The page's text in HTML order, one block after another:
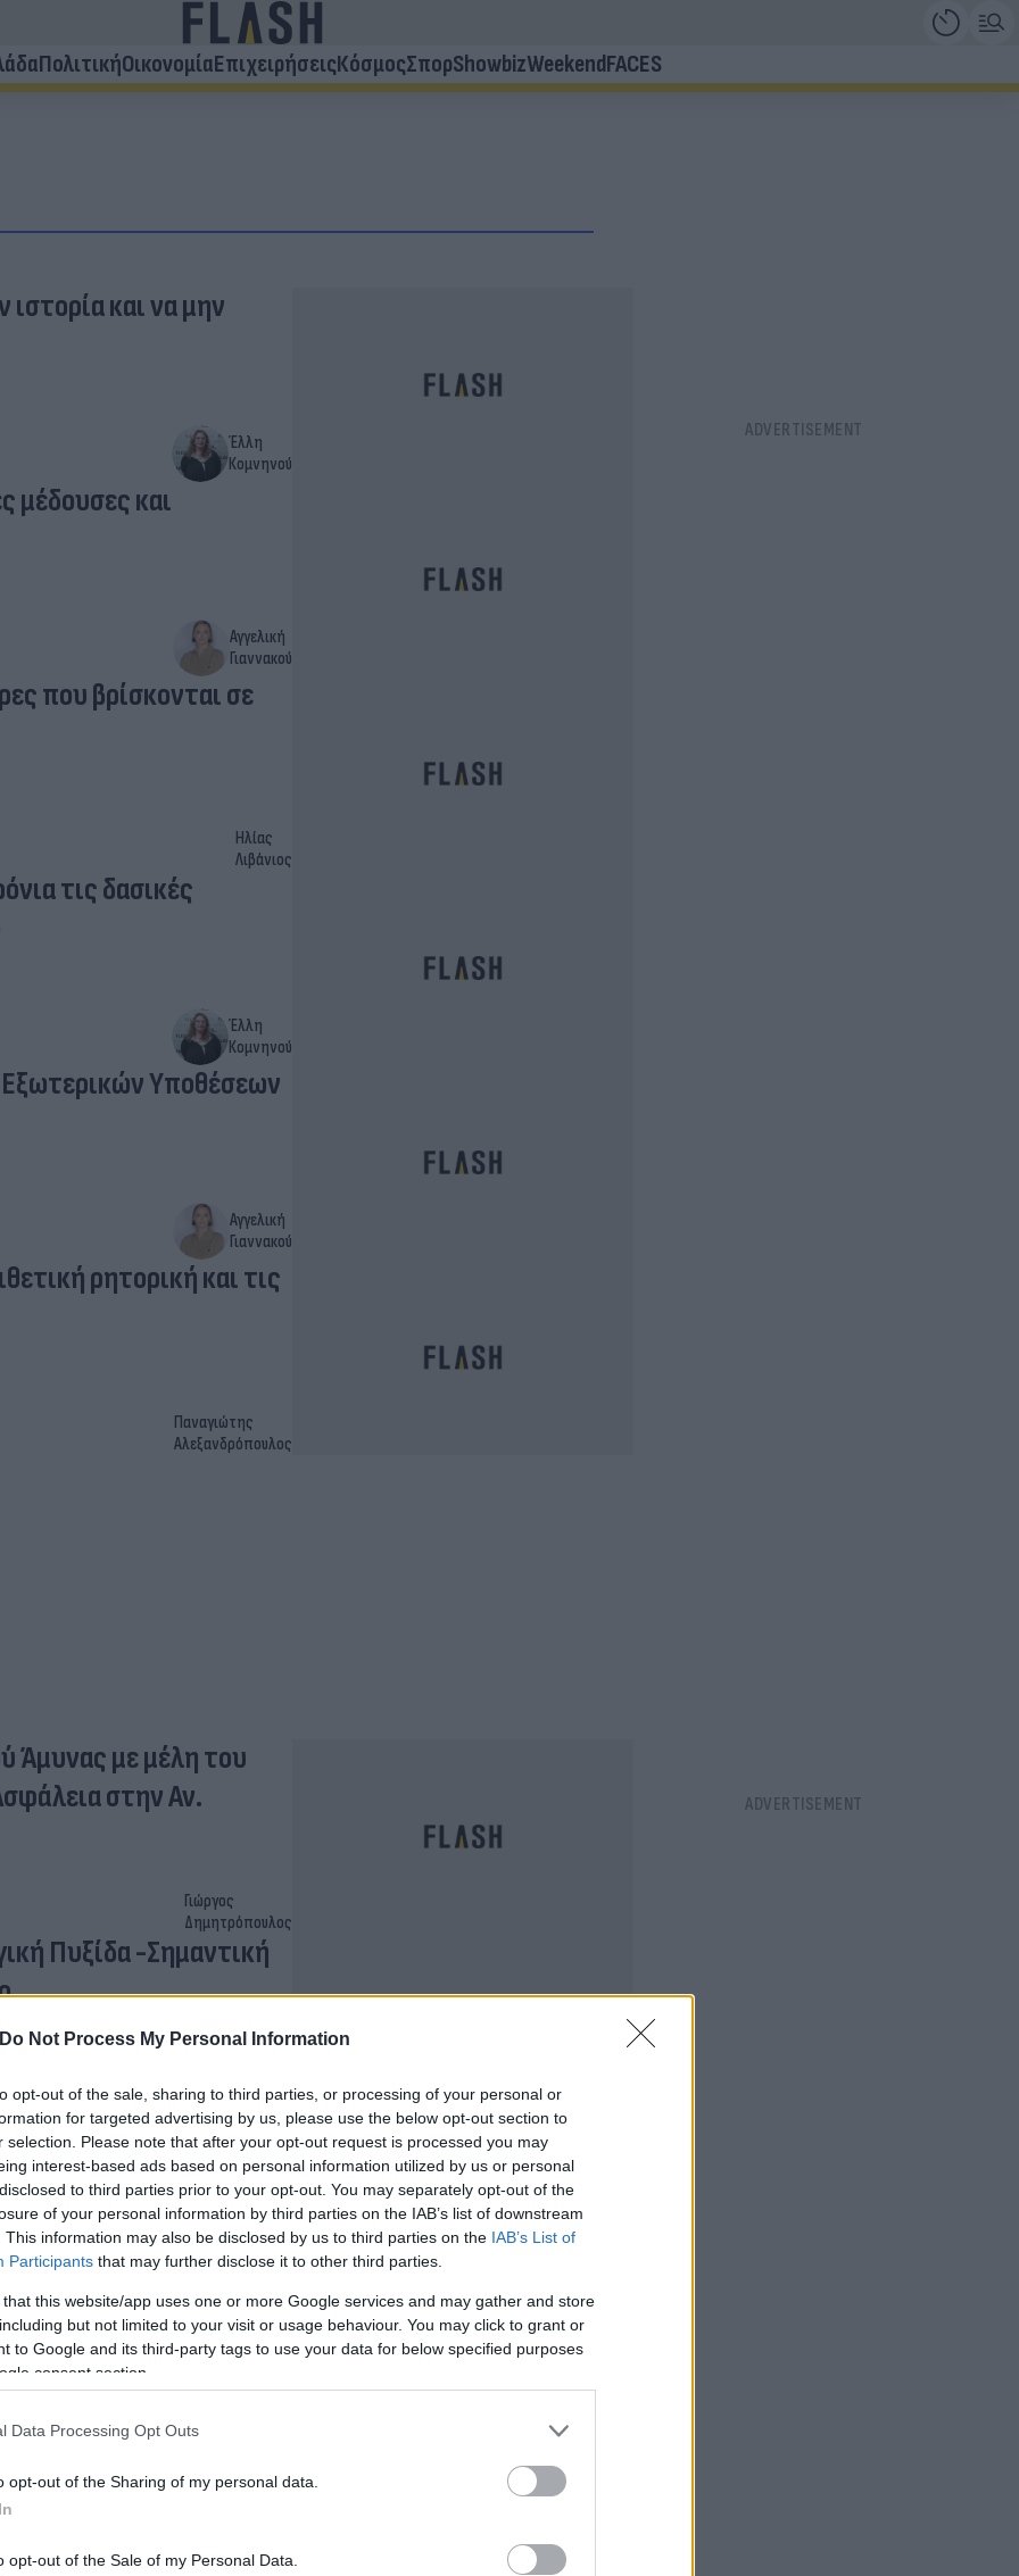
Do Not Process My Personal Information
opt-out of the sale, sharing to third parties, or processing of your personal or
for targeted advertising by us, please use the below opt-out section to
selection. Please note that after your opt-out request is processed you may
interest-based ads based on personal information utilized by us or personal
to third parties prior to your opt-out. You may separately opt-out of the
of your personal information by third parties on the IAB’s list of downstream
This information may also be disclosed by us to third parties on the IAB’s List of
Participants that may further disclose it to other third parties.
that this website/app uses one or more Google services and may gather and store
but not limited to your visit or usage behaviour. You may click to grant or
to Google and its third-party tags to use your data for below specified purposes
consent section.
Data Processing Opt Outs
opt-out of the Sharing of my personal data.
opt-out of the Sale of my Personal Data.
ΠολιτικήΟικονομίαΕπιχειρήσειςΚόσμοςΣπορShowbizWeekendFACES
και να μην
Έλλη
Κομνηνού
μέδουσες και
Αγγελική
Γιαννακού
που βρίσκονται σε
Ηλίας
Λιβάνιος
τις δασικές
Έλλη
Κομνηνού
Υποθέσεων
Αγγελική
Γιαννακού
ρητορική και τις
Παναγιώτης
Αλεξανδρόπουλος
Άμυνας με μέλη του
στην Αν.
Γιώργος
Δημητρόπουλος
Πυξίδα -Σημαντική
Παναγιώτης
Αλεξανδρόπουλος
και Αμερικανικό
Δημητρόπουλος
ύστερα από δέκα
Γιώργος